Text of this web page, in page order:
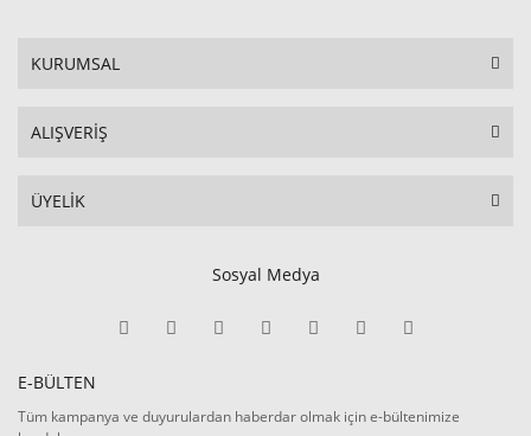
KURUMSAL
ALIŞVERİŞ
ÜYELİK
Sosyal Medya
E-BÜLTEN
Tüm kampanya ve duyurulardan haberdar olmak için e-bültenimize